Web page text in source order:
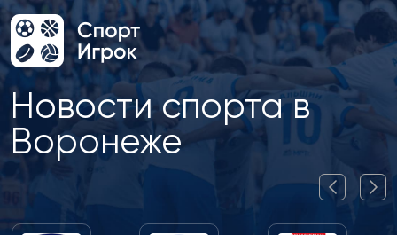
Новости спорта в
Воронеже